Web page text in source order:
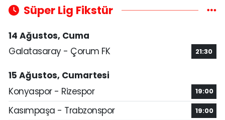
Süper Lig Fikstür
14 Ağustos, Cuma
Galatasaray - Çorum FK
21:30
15 Ağustos, Cumartesi
Konyaspor - Rizespor
19:00
Kasımpaşa - Trabzonspor 19:00